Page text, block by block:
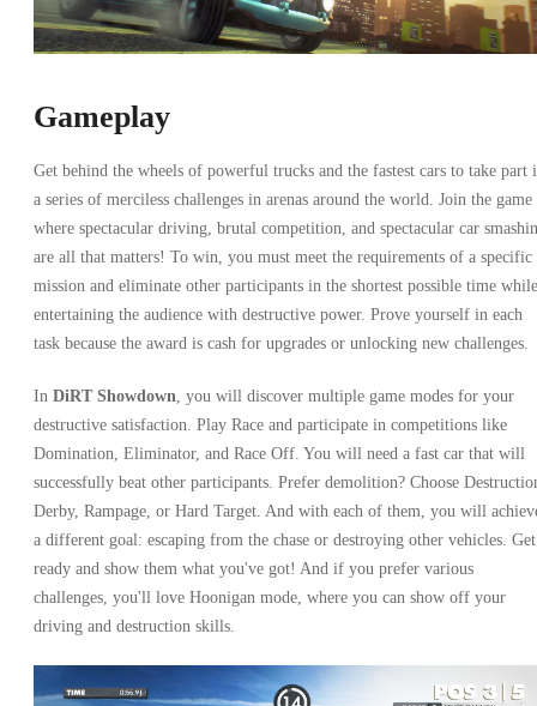
Gameplay
Get behind the wheels of powerful trucks and the fastest cars to take part
a series of merciless challenges in arenas around the world. Join the game
where spectacular driving, brutal competition, and spectacular car
are all that matters! To win, you must meet the requirements of a specific
mission and eliminate other participants in the shortest possible time while
entertaining the audience with destructive power. Prove yourself in each
task because the award is cash for upgrades or unlocking new challenges.
In DiRT Showdown , you will discover multiple game modes for your
destructive satisfaction. Play Race and participate in competitions like
Domination, Eliminator, and Race Off. You will need a fast car that will
successfully beat other participants. Prefer demolition? Choose
Derby, Rampage, or Hard Target. And with each of them, you will
a different goal: escaping from the chase or destroying other vehicles. Get
ready and show them what you've got! And if you prefer various
challenges, you'll love Hoonigan mode, where you can show off your
driving and destruction skills.